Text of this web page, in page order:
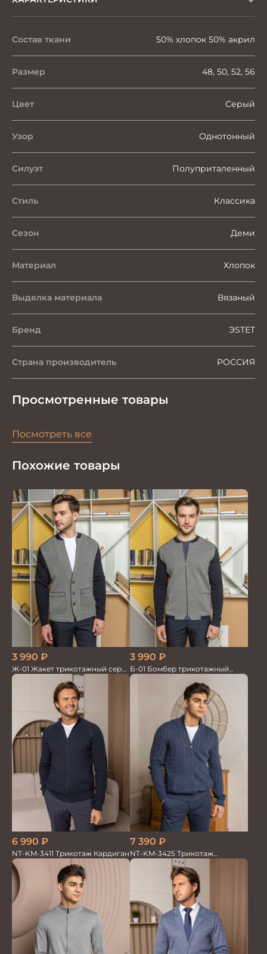
Состав ткани 50% хлопок 50% акрил
Размер 48, 50, 52, 56
Цвет Серый
Узор Однотонный
Силуэт Полуприталенный
Стиль Классика
Сезон Деми
Материал Хлопок
Выделка материала Вязаный
Бренд ЭSTET
Страна производитель РОССИЯ
Просмотренные товары
Посмотреть все
Похожие товары
3 990 ₽
Ж-01 Жакет трикотажный серо/
синий
3 990 ₽
Б-01 Бомбер трикотажный
серо/синий
6 990 ₽
NT-KM-3411 Трикотаж Кардиган
7 390 ₽
NT-KM-3425 Трикотаж
Кардиган